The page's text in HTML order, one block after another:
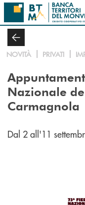
Salta al contenuto principale
NOVITÀ PRIVATI
Nazionale
Carmagnola
Dal 2 all'11